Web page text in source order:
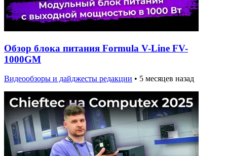
Обзор блока питания Formula V-Line FV-
1000GM
Видеообзоры и дайджесты редакции • 5 месяцев назад